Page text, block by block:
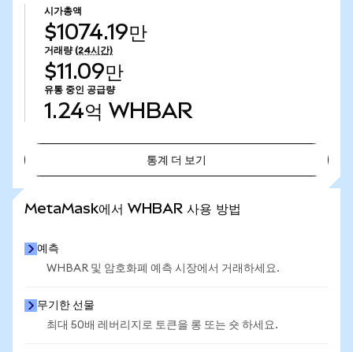
시가총액
$1074.19만
거래량 (24시간)
$11.09만
유통 중인 공급량
1.24억 WHBAR
통계 더 보기
MetaMask에서 WHBAR 사용 방법
예측
WHBAR 및 암호화폐 예측 시장에서 거래하세요.
무기한 선물
최대 50배 레버리지로 토큰을 롱 또는 숏 하세요.